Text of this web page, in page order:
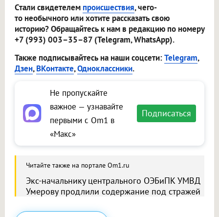
Стали свидетелем происшествия, чего-
то необычного или хотите рассказать свою
историю? Обращайтесь к нам в редакцию по номеру
+7 (993) 003–35–87 (Telegram, WhatsApp).
Также подписывайтесь на наши соцсети:Telegram,
Дзен,ВКонтакте,Одноклассники.
Не пропускайте
важное — узнавайте
первыми с Om1 в
«Макс»
Подписаться
Читайте также на портале Om1.ru
Экс-начальнику центрального ОЭБиПК УМВД
Умерову продлили содержание под стражей